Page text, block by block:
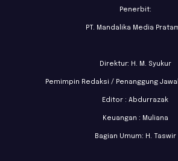
Penerbit:
PT. Mandalika Media
Direktur: H. M. Syukur
Pemimpin Redaksi / Penanggung
Editor : Abdurrazak
Keuangan : Muliana
Bagian Umum: H. Taswir